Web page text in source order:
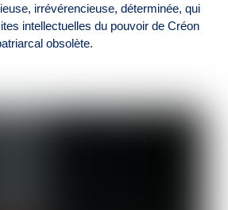
irrévérencieuse, déterminée, qui
intellectuelles du pouvoir de Créon
obsolète.